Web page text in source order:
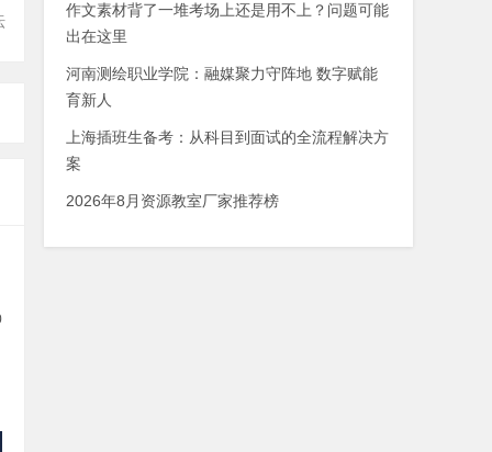
作文素材背了一堆考场上还是用不上？问题可能
出在这里
河南测绘职业学院：融媒聚力守阵地 数字赋能
育新人
上海插班生备考：从科目到面试的全流程解决方
案
2026年8月资源教室厂家推荐榜